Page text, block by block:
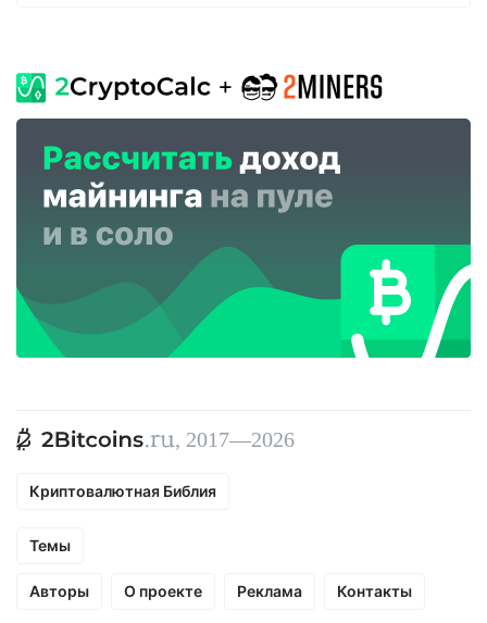
, 2017—2026
Криптовалютная Библия
Темы
Авторы О проекте Реклама Контакты